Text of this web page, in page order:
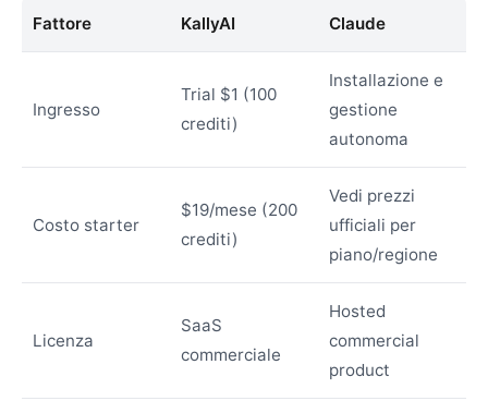
Fattore KallyAI Claude
Ingresso
Trial $1 (100
crediti)
Installazione e
gestione
autonoma
Costo starter
$19/mese (200
crediti)
Vedi prezzi
ufficiali per
piano/regione
Licenza
SaaS
commerciale
Hosted
commercial
product